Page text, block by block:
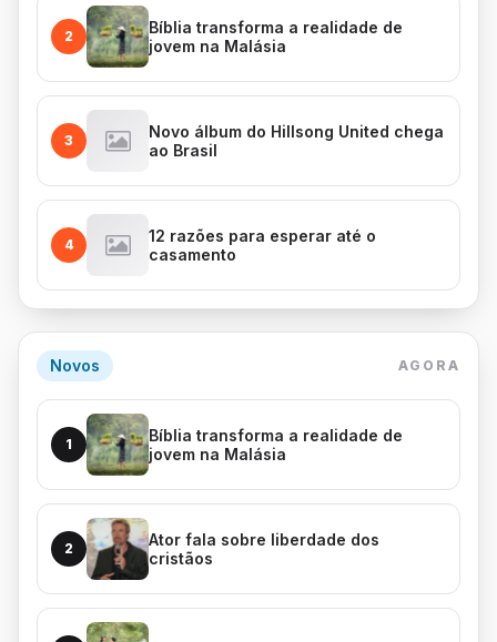
2
Bíblia transforma a realidade de
jovem na Malásia
3
Novo álbum do Hillsong United chega
ao Brasil
4
12 razões para esperar até o
casamento
Novos AGORA
1
Bíblia transforma a realidade de
jovem na Malásia
2
Ator fala sobre liberdade dos
cristãos